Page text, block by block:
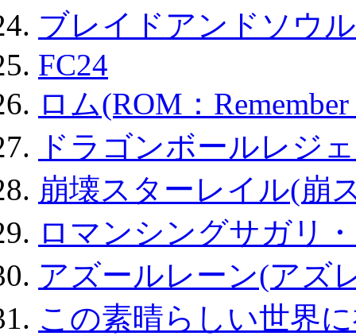
ブレイドアンドソウ
FC24
ロム(ROM：
ドラゴンボールレジ
崩壊スターレイル(崩
ロマンシングサガリ
アズールレーン(アズ
この素晴らしい世界